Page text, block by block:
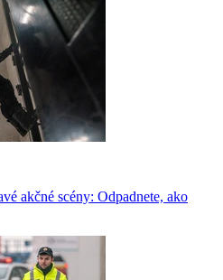
akčné scény: Odpadnete, ako